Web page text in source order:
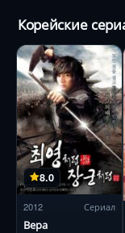
Корейские
8.0
2012 Сериал
Вера